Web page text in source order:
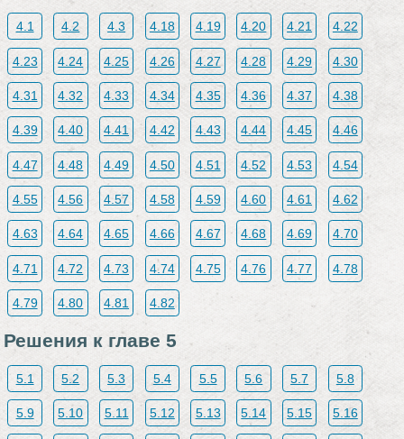
4.1 4.2 4.3 4.18 4.19 4.20 4.21 4.22
4.23 4.24 4.25 4.26 4.27 4.28 4.29 4.30
4.31 4.32 4.33 4.34 4.35 4.36 4.37 4.38
4.39 4.40 4.41 4.42 4.43 4.44 4.45 4.46
4.47 4.48 4.49 4.50 4.51 4.52 4.53 4.54
4.55 4.56 4.57 4.58 4.59 4.60 4.61 4.62
4.63 4.64 4.65 4.66 4.67 4.68 4.69 4.70
4.71 4.72 4.73 4.74 4.75 4.76 4.77 4.78
4.79 4.80 4.81 4.82
Решения к главе 5
5.1 5.2 5.3 5.4 5.5 5.6 5.7 5.8
5.9 5.10 5.11 5.12 5.13 5.14 5.15 5.16